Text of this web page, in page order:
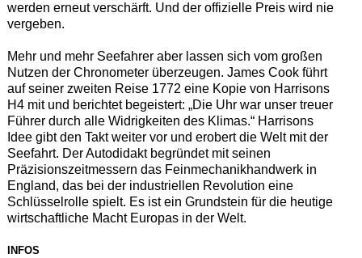
werden erneut verschärft. Und der offizielle Preis wird nie
vergeben.
Mehr und mehr Seefahrer aber lassen sich vom großen
Nutzen der Chronometer überzeugen. James Cook führt
auf seiner zweiten Reise 1772 eine Kopie von Harrisons
H4 mit und berichtet begeistert: „Die Uhr war unser treuer
Führer durch alle Widrigkeiten des Klimas.“ Harrisons
Idee gibt den Takt weiter vor und erobert die Welt mit der
Seefahrt. Der Autodidakt begründet mit seinen
Präzisionszeitmessern das Feinmechanikhandwerk in
England, das bei der industriellen Revolution eine
Schlüsselrolle spielt. Es ist ein Grundstein für die heutige
wirtschaftliche Macht Europas in der Welt.
INFOS